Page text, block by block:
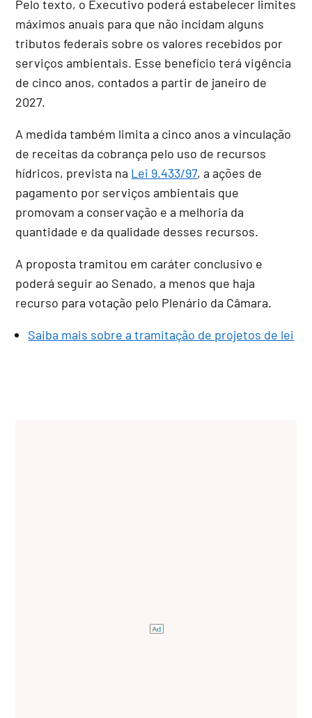
Pelo texto, o Executivo poderá estabelecer limites
máximos anuais para que não incidam alguns
tributos federais sobre os valores recebidos por
serviços ambientais. Esse benefício terá vigência
de cinco anos, contados a partir de janeiro de
2027.
A medida também limita a cinco anos a vinculação
de receitas da cobrança pelo uso de recursos
hídricos, prevista na Lei 9.433/97, a ações de
pagamento por serviços ambientais que
promovam a conservação e a melhoria da
quantidade e da qualidade desses recursos.
A proposta tramitou em caráter conclusivo e
poderá seguir ao Senado, a menos que haja
recurso para votação pelo Plenário da Câmara.
Saiba mais sobre a tramitação de projetos de lei